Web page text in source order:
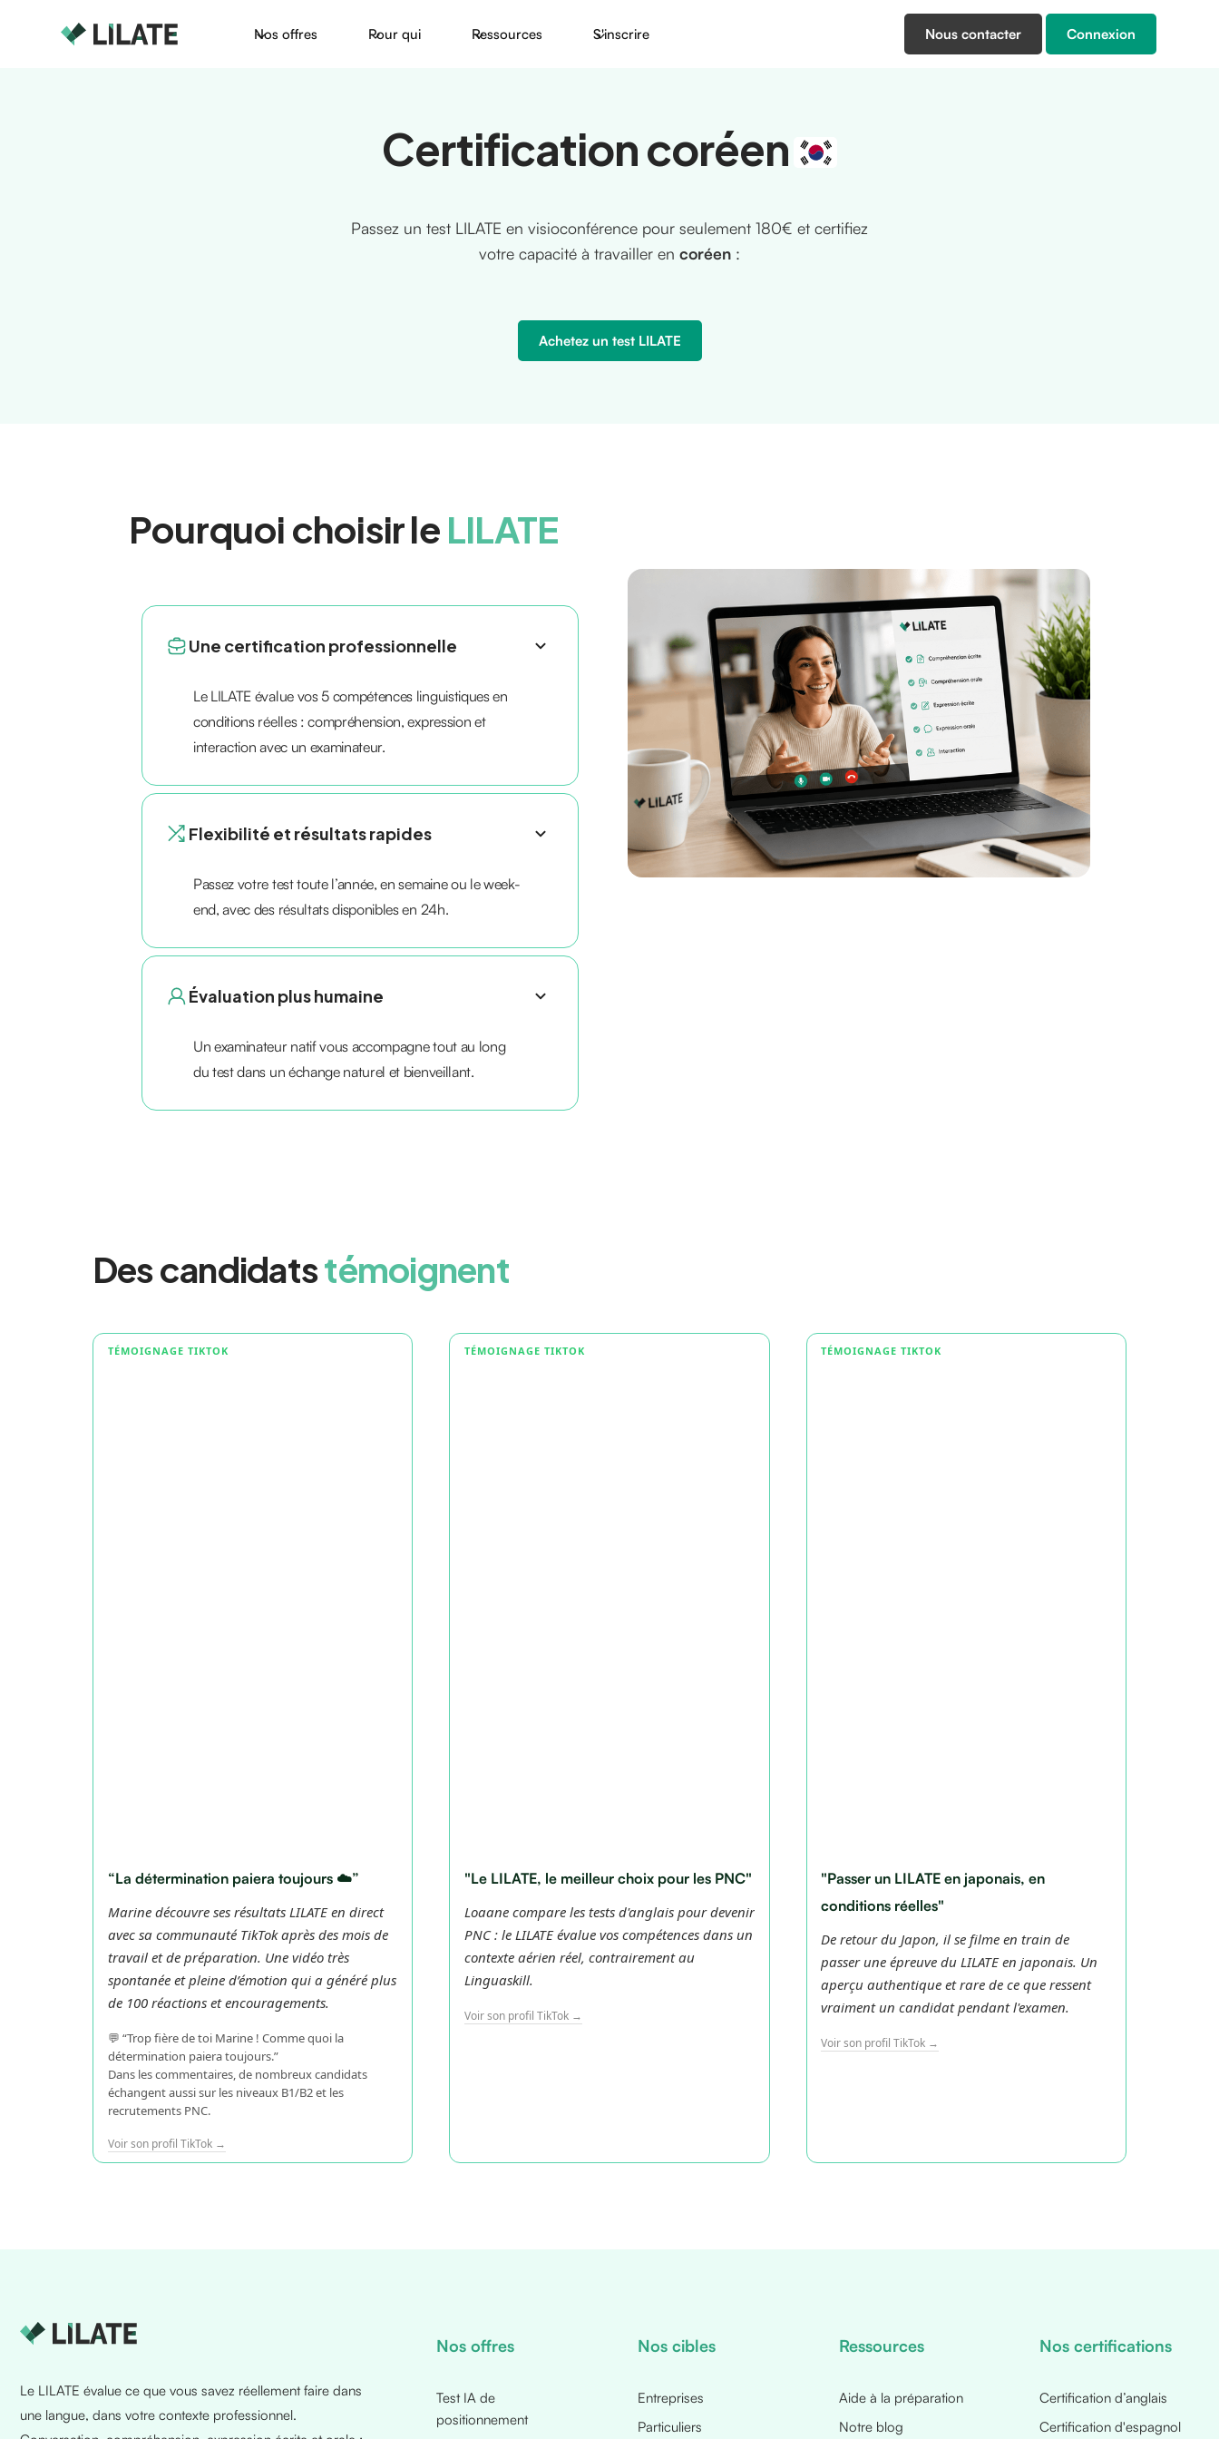
Nos offres Pour qui Ressources S'inscrire Nous contacter Connexion
Certification coréen
Passez un test LILATE en visioconférence pour seulement 180€ et certifiez
votre capacité à travailler en coréen :
Achetez un test LILATE
Pourquoi choisir leLILATE
Une certification professionnelle
Le LILATE évalue vos 5 compétences linguistiques en
conditions réelles : compréhension, expression et
interaction avec un examinateur.
Flexibilité et résultats rapides
Passez votre test toute l’année, en semaine ou le week-
end, avec des résultats disponibles en 24h.
Évaluation plus humaine
Un examinateur natif vous accompagne tout au long
du test dans un échange naturel et bienveillant.
Des candidatstémoignent
TÉMOIGNAGE TIKTOK
“La détermination paiera toujours ☁️”
Marine découvre ses résultats LILATE en direct
avec sa communauté TikTok après des mois de
travail et de préparation. Une vidéo très
spontanée et pleine d’émotion qui a généré plus
de 100 réactions et encouragements.
💬 “Trop fière de toi Marine ! Comme quoi la
détermination paiera toujours.”
Dans les commentaires, de nombreux candidats
échangent aussi sur les niveaux B1/B2 et les
recrutements PNC.
Voir son profil TikTok →
TÉMOIGNAGE TIKTOK
"Le LILATE, le meilleur choix pour les PNC"
Loaane compare les tests d'anglais pour devenir
PNC : le LILATE évalue vos compétences dans un
contexte aérien réel, contrairement au
Linguaskill.
Voir son profil TikTok →
TÉMOIGNAGE TIKTOK
"Passer un LILATE en japonais, en
conditions réelles"
De retour du Japon, il se filme en train de
passer une épreuve du LILATE en japonais. Un
aperçu authentique et rare de ce que ressent
vraiment un candidat pendant l'examen.
Voir son profil TikTok →
Le LILATE évalue ce que vous savez réellement faire dans
une langue, dans votre contexte professionnel.
Nos offres
Test IA de
positionnement
Nos cibles
Entreprises
Particuliers
Ressources
Aide à la préparation
Notre blog
Nos certifications
Certification d’anglais
Certification d'espagnol